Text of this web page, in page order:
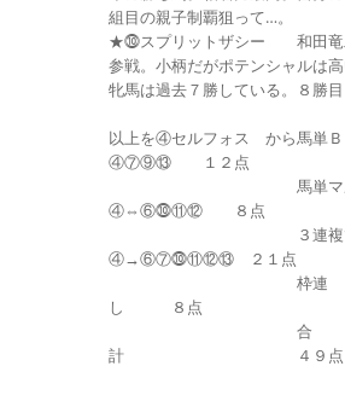
組目の親子制覇狙って…。
★⓾スプリットザシー 和
参戦。小柄だがポテンシャルは
牝馬は過去７勝している。８勝目
以上を④セルフォス から馬単
④⑦⑨⑬ １２点
馬単マル
④⇔⑥⓾⑪⑫ ８点
３連複
④→⑥⑦⓾⑪⑫⑬ ２１点
枠連 ３枠か
し ８点
合
計 ４９点